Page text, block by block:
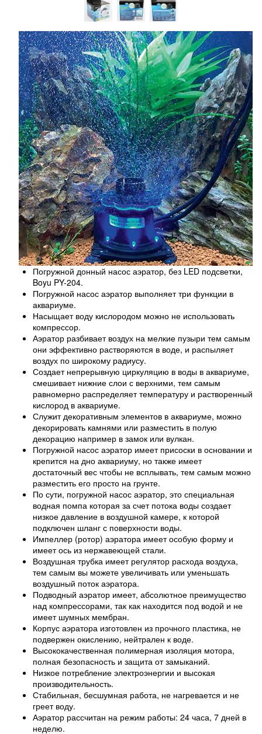
Погружной донный насос аэратор, без LED подсветки,
Boyu PY-204.
Погружной насос аэратор выполняет три функции в
аквариуме.
Насыщает воду кислородом можно не использовать
компрессор.
Аэратор разбивает воздух на мелкие пузыри тем самым
они эффективно растворяются в воде, и распыляет
воздух по широкому радиусу.
Создает непрерывную циркуляцию в воды в аквариуме,
смешивает нижние слои с верхними, тем самым
равномерно распределяет температуру и растворенный
кислород в аквариуме.
Служит декоративным элементов в аквариуме, можно
декорировать камнями или разместить в полую
декорацию например в замок или вулкан.
Погружной насос аэратор имеет присоски в основании и
крепится на дно аквариуму, но также имеет
достаточный вес чтобы не всплывать, тем самым можно
разместить его просто на грунте.
По сути, погружной насос аэратор, это специальная
водная помпа которая за счет потока воды создает
низкое давление в воздушной камере, к которой
подключен шланг с поверхности воды.
Импеллер (ротор) аэратора имеет особую форму и
имеет ось из нержавеющей стали.
Воздушная трубка имеет регулятор расхода воздуха,
тем самым вы можете увеличивать или уменьшать
воздушный поток аэратора.
Подводный аэратор имеет, абсолютное преимущество
над компрессорами, так как находится под водой и не
имеет шумных мембран.
Корпус аэратора изготовлен из прочного пластика, не
подвержен окислению, нейтрален к воде.
Высококачественная полимерная изоляция мотора,
полная безопасность и защита от замыканий.
Низкое потребление электроэнергии и высокая
производительность.
Стабильная, бесшумная работа, не нагревается и не
греет воду.
Аэратор рассчитан на режим работы: 24 часа, 7 дней в
неделю.